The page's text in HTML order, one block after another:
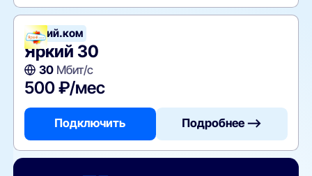
Яркий.ком
Яркий 30
30Мбит/с
500 ₽/мес
Подключить Подробнее —>